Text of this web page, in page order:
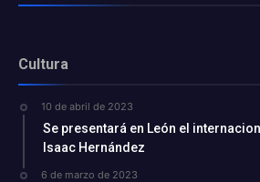
Cultura
10 de abril de 2023
Se presentará en León el
Isaac Hernández
6 de marzo de 2023